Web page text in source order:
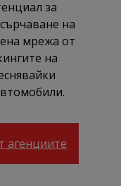
за
на
мрежа от
на
агенциите